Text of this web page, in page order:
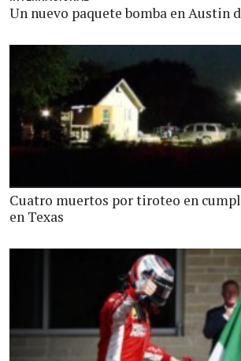
Un nuevo paquete bomba en Austin
Cuatro muertos por tiroteo en
en Texas